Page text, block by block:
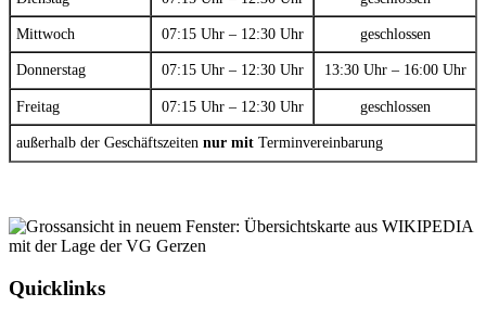
Mittwoch 07:15 Uhr – 12:30 Uhr geschlossen
Donnerstag 07:15 Uhr – 12:30 Uhr 13:30 Uhr – 16:00 Uhr
Freitag 07:15 Uhr – 12:30 Uhr geschlossen
außerhalb der Geschäftszeiten nur mit Terminvereinbarung
Quicklinks